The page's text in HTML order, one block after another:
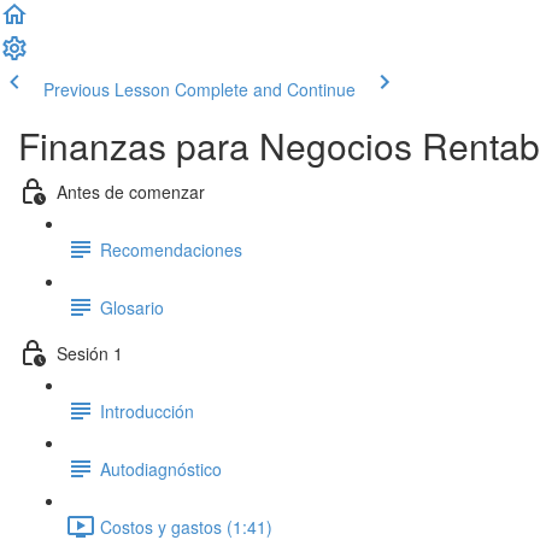
Previous Lesson Complete and Continue
Finanzas para Negocios
Antes de comenzar
Recomendaciones
Glosario
Sesión 1
Introducción
Autodiagnóstico
Costos y gastos (1:41)